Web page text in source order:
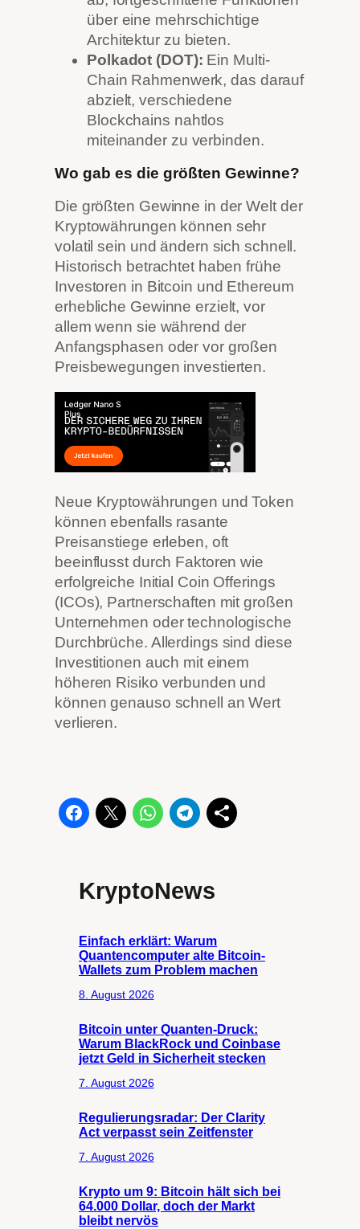
über eine mehrschichtige
Architektur zu bieten.
Polkadot (DOT): Ein Multi-
Chain Rahmenwerk, das darauf
abzielt, verschiedene
Blockchains nahtlos
miteinander zu verbinden.
Wo gab es die größten Gewinne?
Die größten Gewinne in der Welt der
Kryptowährungen können sehr
volatil sein und ändern sich schnell.
Historisch betrachtet haben frühe
Investoren in Bitcoin und Ethereum
erhebliche Gewinne erzielt, vor
allem wenn sie während der
Anfangsphasen oder vor großen
Preisbewegungen investierten.
Neue Kryptowährungen und Token
können ebenfalls rasante
Preisanstiege erleben, oft
beeinflusst durch Faktoren wie
erfolgreiche Initial Coin Offerings
(ICOs), Partnerschaften mit großen
Unternehmen oder technologische
Durchbrüche. Allerdings sind diese
Investitionen auch mit einem
höheren Risiko verbunden und
können genauso schnell an Wert
verlieren.
KryptoNews
Einfach erklärt: Warum
Quantencomputer alte Bitcoin-
Wallets zum Problem machen
8. August 2026
Bitcoin unter Quanten-Druck:
Warum BlackRock und Coinbase
jetzt Geld in Sicherheit stecken
7. August 2026
Regulierungsradar: Der Clarity
Act verpasst sein Zeitfenster
7. August 2026
Krypto um 9: Bitcoin hält sich bei
64.000 Dollar, doch der Markt
bleibt nervös